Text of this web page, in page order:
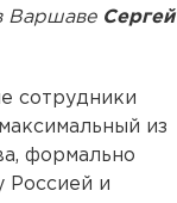
Варшаве Сергей
сотрудники
из
формально
Россией и